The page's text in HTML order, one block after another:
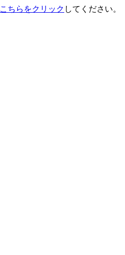
こちらをクリック してください。